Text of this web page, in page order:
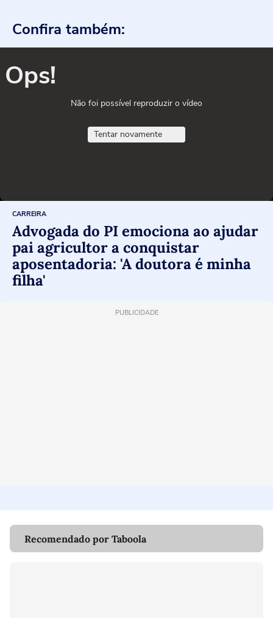
Confira também:
Ops!
Não foi possível reproduzir o vídeo
Tentar novamente
CARREIRA
Advogada do PI emociona ao ajudar
pai agricultor a conquistar
aposentadoria: 'A doutora é minha
filha'
PUBLICIDADE
Recomendado por Taboola